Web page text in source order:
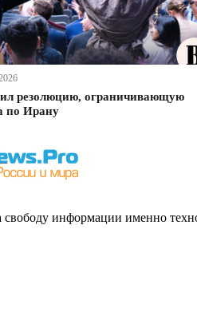
резолюцию, ограничивающую
по Ирану
информации именно